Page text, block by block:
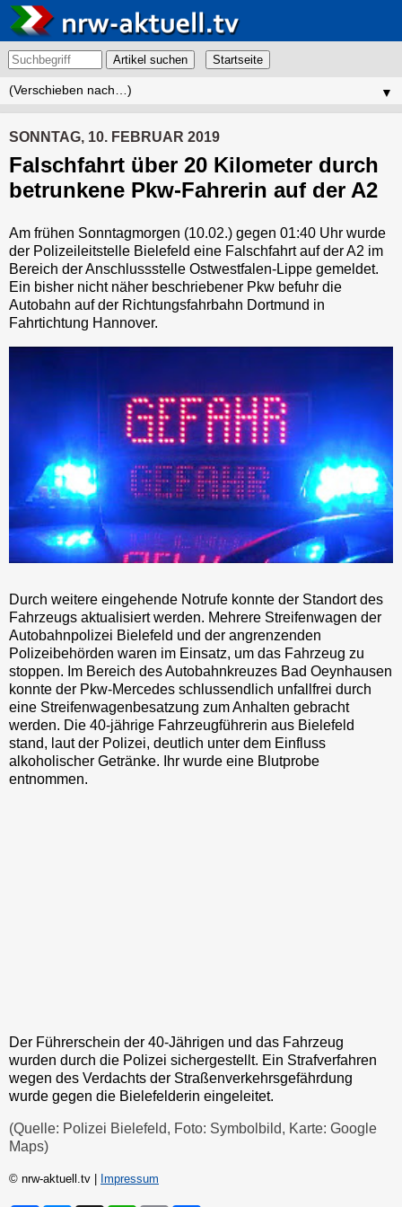
Artikel suchen
▼
SONNTAG, 10. FEBRUAR 2019
Falschfahrt über 20 Kilometer durch
betrunkene Pkw-Fahrerin auf der A2
Am frühen Sonntagmorgen (10.02.) gegen 01:40 Uhr wurde
der Polizeileitstelle Bielefeld eine Falschfahrt auf der A2 im
Bereich der Anschlussstelle Ostwestfalen-Lippe gemeldet.
Ein bisher nicht näher beschriebener Pkw befuhr die
Autobahn auf der Richtungsfahrbahn Dortmund in
Fahrtichtung Hannover.
Durch weitere eingehende Notrufe konnte der Standort des
Fahrzeugs aktualisiert werden. Mehrere Streifenwagen der
Autobahnpolizei Bielefeld und der angrenzenden
Polizeibehörden waren im Einsatz, um das Fahrzeug zu
stoppen. Im Bereich des Autobahnkreuzes Bad Oeynhausen
konnte der Pkw-Mercedes schlussendlich unfallfrei durch
eine Streifenwagenbesatzung zum Anhalten gebracht
werden. Die 40-jährige Fahrzeugführerin aus Bielefeld
stand, laut der Polizei, deutlich unter dem Einfluss
alkoholischer Getränke. Ihr wurde eine Blutprobe
entnommen.
Der Führerschein der 40-Jährigen und das Fahrzeug
wurden durch die Polizei sichergestellt. Ein Strafverfahren
wegen des Verdachts der Straßenverkehrsgefährdung
wurde gegen die Bielefelderin eingeleitet.
(Quelle: Polizei Bielefeld, Foto: Symbolbild, Karte: Google
Maps)
© nrw-aktuell.tv | Impressum